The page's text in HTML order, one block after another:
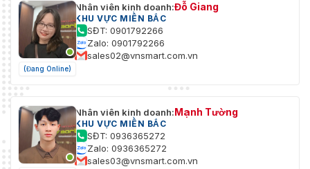
(Đang Online)
Nhân viên kinh doanh:Đỗ Giang
KHU VỰC MIỀN BẮC
SĐT: 0901792266
Zalo: 0901792266
sales02@vnsmart.com.vn
Nhân viên kinh doanh:Mạnh Tường
KHU VỰC MIỀN BẮC
SĐT: 0936365272
Zalo: 0936365272
sales03@vnsmart.com.vn